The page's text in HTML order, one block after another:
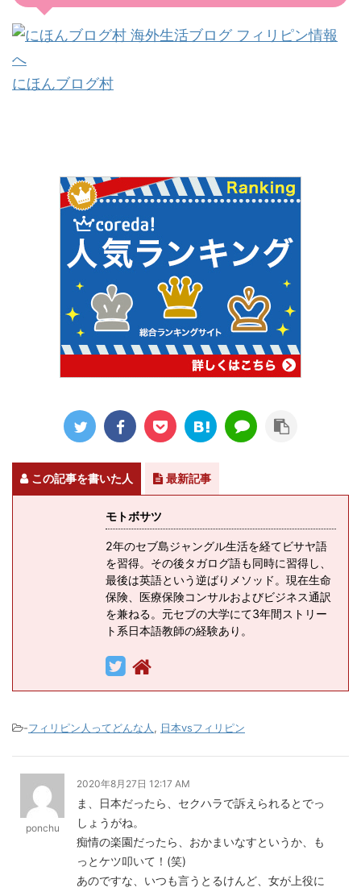
にほんブログ村
この記事を書いた人 最新記事
モトボサツ
2年のセブ島ジャングル生活を経てビサヤ語
を習得。その後タガログ語も同時に習得し、
最後は英語という逆ばりメソッド。現在生命
保険、医療保険コンサルおよびビジネス通訳
を兼ねる。元セブの大学にて3年間ストリー
ト系日本語教師の経験あり。
-フィリピン人ってどんな人 , 日本vsフィリピン
ponchu
2020年8月27日 12:17 AM
ま、日本だったら、セクハラで訴えられるとでっ
しょうがね。
痴情の楽園だったら、おかまいなすというか、も
っとケツ叩いて！(笑)
あのですな、いつも言うとるけんど、女が上役に